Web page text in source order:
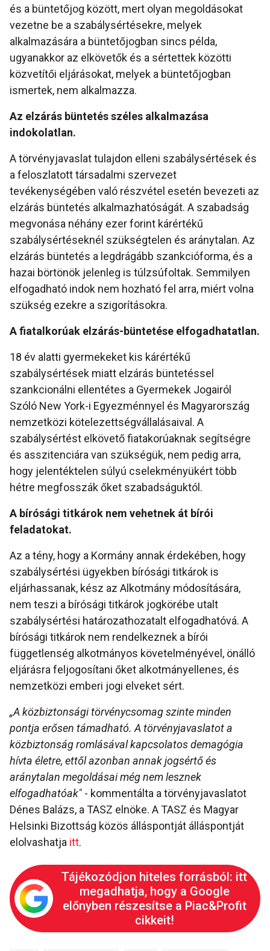
és a büntetőjog között, mert olyan megoldásokat
vezetne be a szabálysértésekre, melyek
alkalmazására a büntetőjogban sincs példa,
ugyanakkor az elkövetők és a sértettek közötti
közvetítői eljárásokat, melyek a büntetőjogban
ismertek, nem alkalmazza.
Az elzárás büntetés széles alkalmazása
indokolatlan.
A törvényjavaslat tulajdon elleni szabálysértések és
a feloszlatott társadalmi szervezet
tevékenységében való részvétel esetén bevezeti az
elzárás büntetés alkalmazhatóságát. A szabadság
megvonása néhány ezer forint kárértékű
szabálysértéseknél szükségtelen és aránytalan. Az
elzárás büntetés a legdrágább szankcióforma, és a
hazai börtönök jelenleg is túlzsúfoltak. Semmilyen
elfogadható indok nem hozható fel arra, miért volna
szükség ezekre a szigorításokra.
A fiatalkorúak elzárás-büntetése elfogadhatatlan.
18 év alatti gyermekeket kis kárértékű
szabálysértések miatt elzárás büntetéssel
szankcionálni ellentétes a Gyermekek Jogairól
Szóló New York-i Egyezménnyel és Magyarország
nemzetközi kötelezettségvállalásaival. A
szabálysértést elkövető fiatakorúaknak segítségre
és asszitenciára van szükségük, nem pedig arra,
hogy jelentéktelen súlyú cselekményükért több
hétre megfosszák őket szabadságuktól.
A bírósági titkárok nem vehetnek át bírói
feladatokat.
Az a tény, hogy a Kormány annak érdekében, hogy
szabálysértési ügyekben bírósági titkárok is
eljárhassanak, kész az Alkotmány módosítására,
nem teszi a bírósági titkárok jogkörébe utalt
szabálysértési határozathozatalt elfogadhatóvá. A
bírósági titkárok nem rendelkeznek a bírói
függetlenség alkotmányos követelményével, önálló
eljárásra feljogosítani őket alkotmányellenes, és
nemzetközi emberi jogi elveket sért.
„A közbiztonsági törvénycsomag szinte minden
pontja erősen támadható. A törvényjavaslatot a
közbiztonság romlásával kapcsolatos demagógia
hívta életre, ettől azonban annak jogsértő és
aránytalan megoldásai még nem lesznek
elfogadhatóak" - kommentálta a törvényjavaslatot
Dénes Balázs, a TASZ elnöke. A TASZ és Magyar
Helsinki Bizottság közös álláspontját álláspontját
elolvashatja itt.
Tájékozódjon hiteles forrásból: itt
megadhatja, hogy a Google
előnyben részesítse a Piac&Profit
cikkeit!